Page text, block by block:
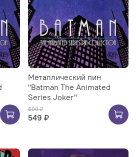
Металлический пин
"Batman The Animated
Series Joker"
600 ₽
549 ₽